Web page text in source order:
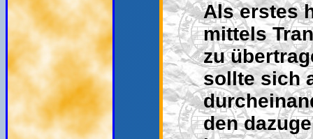
Als erstes
mittels
zu
sollte sich
den